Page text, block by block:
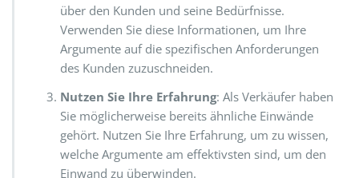
über den Kunden und seine Bedürfnisse.
Verwenden Sie diese Informationen, um Ihre
Argumente auf die spezifischen Anforderungen
des Kunden zuzuschneiden.
Nutzen Sie Ihre Erfahrung: Als Verkäufer haben
Sie möglicherweise bereits ähnliche Einwände
gehört. Nutzen Sie Ihre Erfahrung, um zu wissen,
welche Argumente am effektivsten sind, um den
Einwand zu überwinden.